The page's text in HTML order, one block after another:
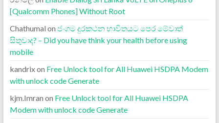
[Qualcomm Phones] Without Root
Chathumal on ජංගම දුරකථන භාවිතයට පෙර මේවාත්
සිතුවාද? – Did you have think your health before using
mobile
kandrixon Free Unlock tool for All Huawei HSDPA Modem
with unlock code Generate
kjm.Imran on Free Unlock tool for All Huawei HSDPA
Modem with unlock code Generate